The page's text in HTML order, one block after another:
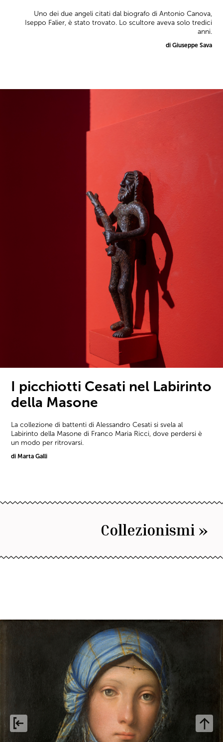
Uno dei due angeli citati dal biografo di Antonio Canova,
Iseppo Falier, è stato trovato. Lo scultore aveva solo tredici
anni.
di Giuseppe Sava
I picchiotti Cesati nel Labirinto
della Masone
La collezione di battenti di Alessandro Cesati si svela al
Labirinto della Masone di Franco Maria Ricci, dove perdersi è
un modo per ritrovarsi.
di Marta Galli
Collezionismi »